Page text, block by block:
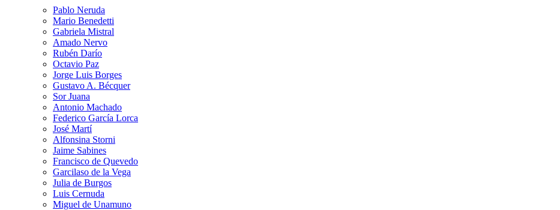
Pablo Neruda
Mario Benedetti
Gabriela Mistral
Amado Nervo
Rubén Darío
Octavio Paz
Jorge Luis Borges
Gustavo A. Bécquer
Sor Juana
Antonio Machado
Federico García Lorca
José Martí
Alfonsina Storni
Jaime Sabines
Francisco de Quevedo
Garcilaso de la Vega
Julia de Burgos
Luis Cernuda
Miguel de Unamuno